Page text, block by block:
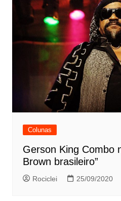
Colunas
Gerson King Combo
Brown brasileiro”
Rociclei 25/09/2020